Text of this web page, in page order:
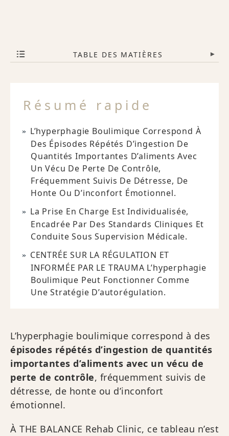
TABLE DES MATIÈRES ▾
Résumé rapide
L’hyperphagie Boulimique Correspond À
Des Épisodes Répétés D’ingestion De
Quantités Importantes D’aliments Avec
Un Vécu De Perte De Contrôle,
Fréquemment Suivis De Détresse, De
Honte Ou D’inconfort Émotionnel.
La Prise En Charge Est Individualisée,
Encadrée Par Des Standards Cliniques Et
Conduite Sous Supervision Médicale.
CENTRÉE SUR LA RÉGULATION ET
INFORMÉE PAR LE TRAUMA L’hyperphagie
Boulimique Peut Fonctionner Comme
Une Stratégie D’autorégulation.
L’hyperphagie boulimique correspond à des
épisodes répétés d’ingestion de quantités
importantes d’aliments avec un vécu de
perte de contrôle, fréquemment suivis de
détresse, de honte ou d’inconfort
émotionnel.
À THE BALANCE Rehab Clinic, ce tableau n’est